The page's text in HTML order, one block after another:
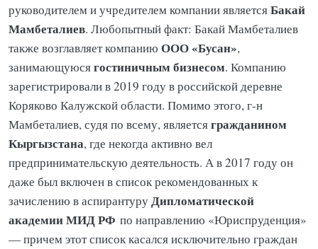
руководителем и учредителем компании являетсяБакай
Мамбеталиев. Любопытный факт: Бакай Мамбеталиев
также возглавляет компанию ООО «Бусан»,
занимающуюсягостиничным бизнесом. Компанию
зарегистрировали в 2019 году в российской деревне
Коряково Калужской области. Помимо этого, г-н
Мамбеталиев, судя по всему, являетсягражданином
Кыргызстана, где некогда активно вел
предпринимательскую деятельность. А в 2017 году он
даже был включен в список рекомендованных к
зачислению в аспирантуруДипломатической
академии МИД РФ по направлению «Юриспруденция»
— причем этот список касался исключительно граждан